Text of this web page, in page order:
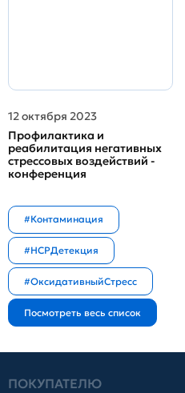
12 октября 2023
Профилактика и
реабилитация негативных
стрессовых воздействий -
конференция
#Контаминация
#HCPДетекция
#ОксидативныйСтресс
ПОКУПАТЕЛЮ